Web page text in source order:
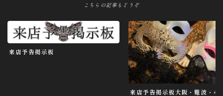
こちらの記事もどうぞ
来店予告掲示板
来店予告掲示板大阪・難波・心